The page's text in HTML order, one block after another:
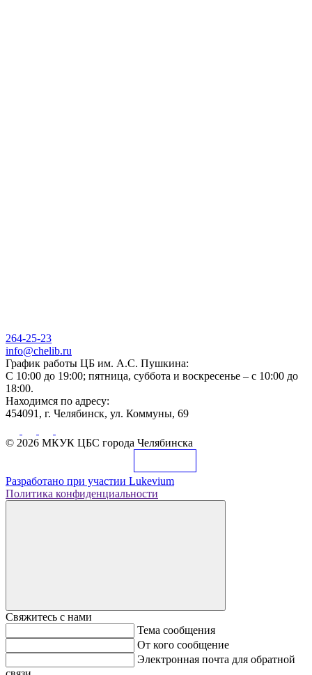
264-25-23
info@chelib.ru
График работы ЦБ им. А.С. Пушкина:
С 10:00 до 19:00; пятница, суббота и воскресенье – с 10:00 до
18:00.
Находимся по адресу:
454091, г. Челябинск, ул. Коммуны, 69
© 2026 МКУК ЦБС города Челябинска
Разработано при участии Lukevium
Политика конфиденциальности
Свяжитесь с нами
Тема сообщения
От кого сообщение
Электронная почта для обратной